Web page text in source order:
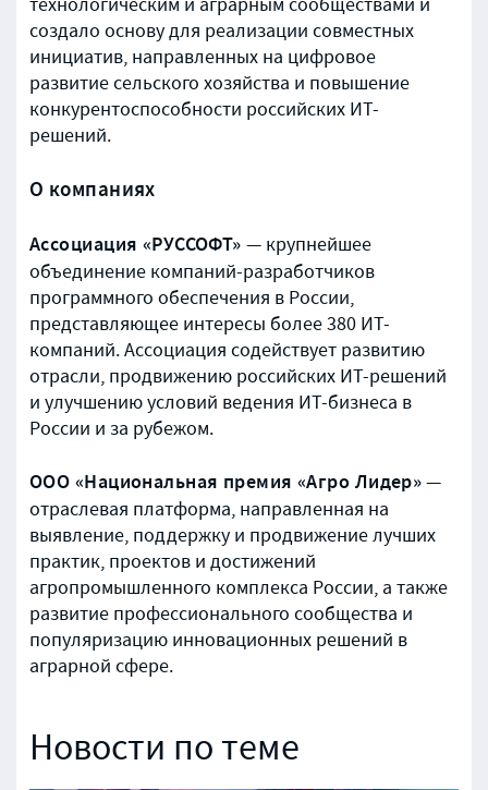
создало основу для реализации совместных
инициатив, направленных на цифровое
развитие сельского хозяйства и повышение
конкурентоспособности российских ИТ-
решений.
О компаниях
Ассоциация «РУССОФТ» — крупнейшее
объединение компаний-разработчиков
программного обеспечения в России,
представляющее интересы более 380 ИТ-
компаний. Ассоциация содействует развитию
отрасли, продвижению российских ИТ-решений
и улучшению условий ведения ИТ-бизнеса в
России и за рубежом.
ООО «Национальная премия «Агро Лидер»—
отраслевая платформа, направленная на
выявление, поддержку и продвижение лучших
практик, проектов и достижений
агропромышленного комплекса России, а также
развитие профессионального сообщества и
популяризацию инновационных решений в
аграрной сфере.
Новости по теме